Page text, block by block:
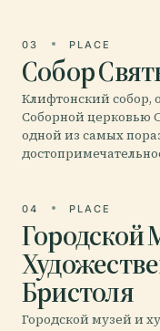
03 PLACE
Собор
Клифтонский
Соборной церковью
одной из самых
04 PLACE
Городской
Бристоля
Городской музей и